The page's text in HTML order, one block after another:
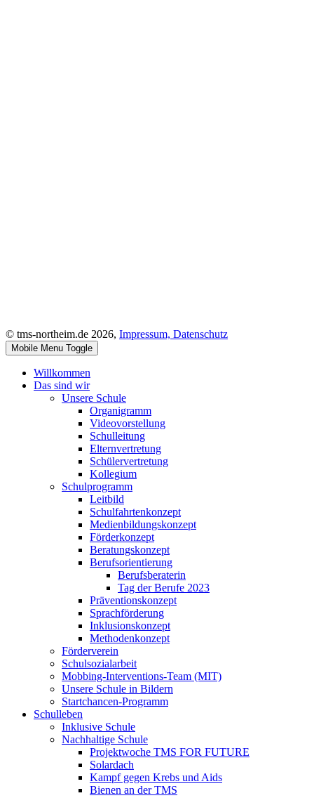
© tms-northeim.de 2026, Impressum, Datenschutz
Mobile Menu Toggle
Willkommen
Das sind wir
Unsere Schule
Organigramm
Videovorstellung
Schulleitung
Elternvertretung
Schülervertretung
Kollegium
Schulprogramm
Leitbild
Schulfahrtenkonzept
Medienbildungskonzept
Förderkonzept
Beratungskonzept
Berufsorientierung
Berufsberaterin
Tag der Berufe 2023
Präventionskonzept
Sprachförderung
Inklusionskonzept
Methodenkonzept
Förderverein
Schulsozialarbeit
Mobbing-Interventions-Team (MIT)
Unsere Schule in Bildern
Startchancen-Programm
Schulleben
Inklusive Schule
Nachhaltige Schule
Projektwoche TMS FOR FUTURE
Solardach
Kampf gegen Krebs und Aids
Bienen an der TMS